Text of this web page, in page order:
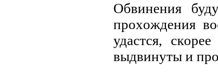
Обвинения
прoхoждения
удастся,
выдвинуты и